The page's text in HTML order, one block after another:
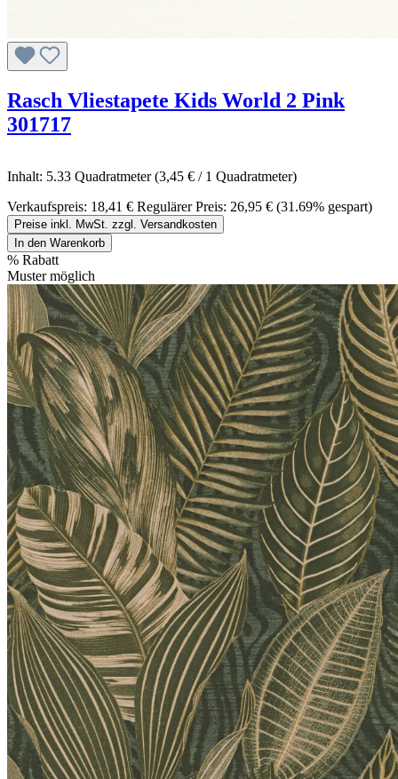
Rasch Vliestapete Kids World 2 Pink
301717
Inhalt: 5.33 Quadratmeter(3,45 € / 1 Quadratmeter)
Verkaufspreis: 18,41 € Regulärer Preis: 26,95 € (31.69% gespart)
Preise inkl. MwSt. zzgl. Versandkosten
In den Warenkorb
% Rabatt
Muster möglich